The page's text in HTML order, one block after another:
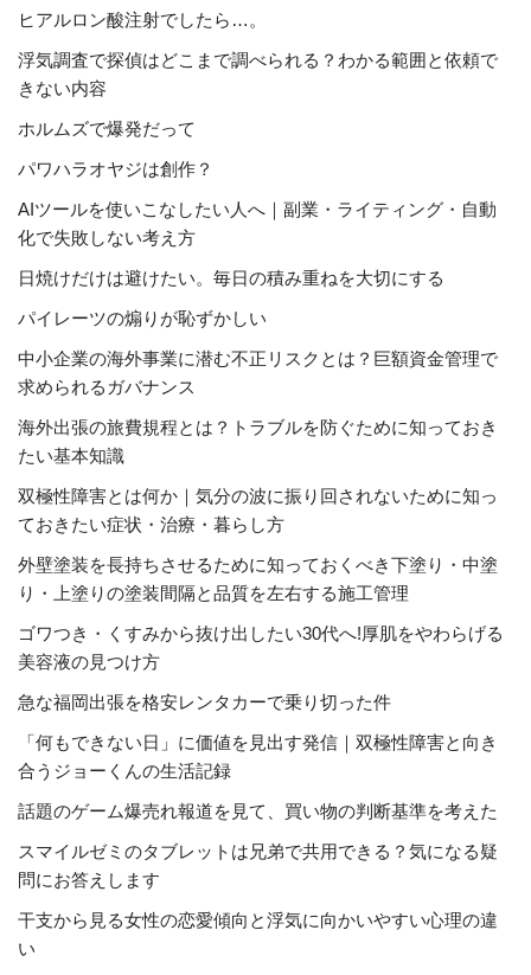
ヒアルロン酸注射でしたら…。
浮気調査で探偵はどこまで調べられる？わかる範囲と依頼で
きない内容
ホルムズで爆発だって
パワハラオヤジは創作？
AIツールを使いこなしたい人へ｜副業・ライティング・自動
化で失敗しない考え方
日焼けだけは避けたい。毎日の積み重ねを大切にする
パイレーツの煽りが恥ずかしい
中小企業の海外事業に潜む不正リスクとは？巨額資金管理で
求められるガバナンス
海外出張の旅費規程とは？トラブルを防ぐために知っておき
たい基本知識
双極性障害とは何か｜気分の波に振り回されないために知っ
ておきたい症状・治療・暮らし方
外壁塗装を長持ちさせるために知っておくべき下塗り・中塗
り・上塗りの塗装間隔と品質を左右する施工管理
ゴワつき・くすみから抜け出したい30代へ!厚肌をやわらげる
美容液の見つけ方
急な福岡出張を格安レンタカーで乗り切った件
「何もできない日」に価値を見出す発信｜双極性障害と向き
合うジョーくんの生活記録
話題のゲーム爆売れ報道を見て、買い物の判断基準を考えた
スマイルゼミのタブレットは兄弟で共用できる？気になる疑
問にお答えします
干支から見る女性の恋愛傾向と浮気に向かいやすい心理の違
い